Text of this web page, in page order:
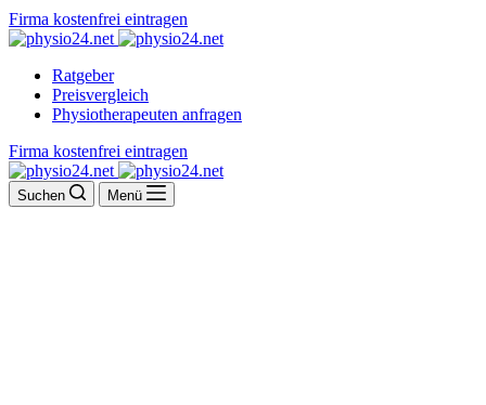
Firma kostenfrei eintragen
Ratgeber
Preisvergleich
Physiotherapeuten anfragen
Firma kostenfrei eintragen
Suchen Menü